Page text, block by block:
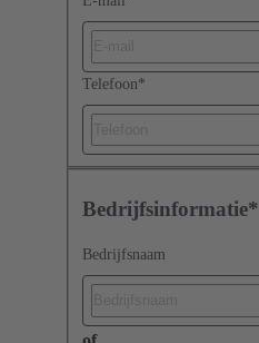
Telefoon*
Bedrijfsinformatie*
Bedrijfsnaam